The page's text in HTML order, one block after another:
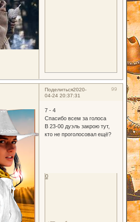
Поделиться 99
2020-
04-24 20:37:31
7 - 4
Спасибо всем за голоса
В 23-00 дуэль закрою тут,
кто не проголосовал ещё?
0